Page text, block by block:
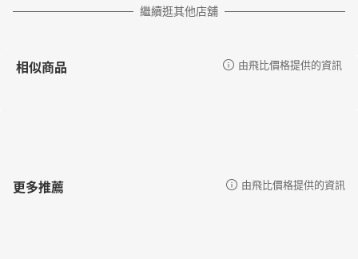
繼續逛其他店舖
相似商品 由飛比價格提供的資訊
更多推薦 由飛比價格提供的資訊